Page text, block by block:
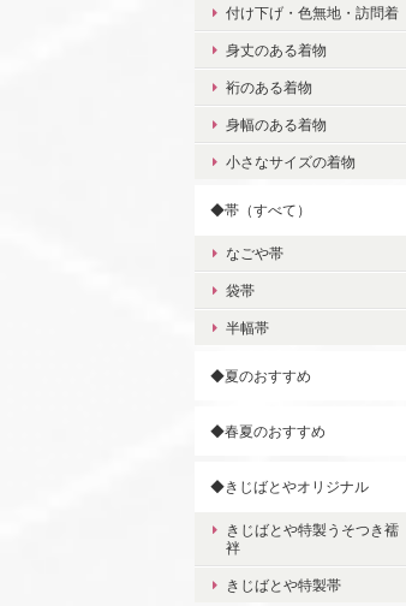
付け下げ・色無地・訪問着
身丈のある着物
裄のある着物
身幅のある着物
小さなサイズの着物
◆帯（すべて）
なごや帯
袋帯
半幅帯
◆夏のおすすめ
◆春夏のおすすめ
◆きじばとやオリジナル
きじばとや特製うそつき襦
袢
きじばとや特製帯